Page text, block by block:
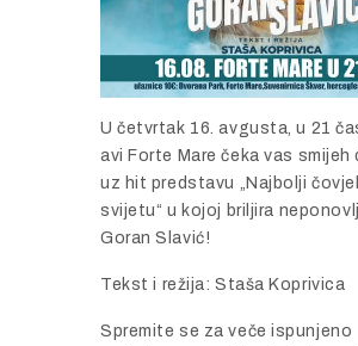
U četvrtak 16.avgusta,u 21 č
avi Forte Mare čekavas smijeh
uz hit predstavu „ Najbolji č
svijetu“u kojoj briljira
GoranSlavić!
Teksti režija: Staša Koprivica
Spremitese zavečeispunjeno